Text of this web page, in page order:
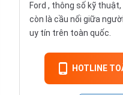
Ford , thông số kỹ
còn là cầu nối giữa
uy tín trên toàn quốc.
HOTLINE